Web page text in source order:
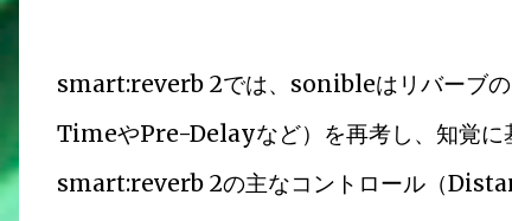
smart:reverb 2では、sonibleはリバーブの
TimeやPre-Delayなど）を再考し、知覚に
smart:reverb 2の主なコントロール（